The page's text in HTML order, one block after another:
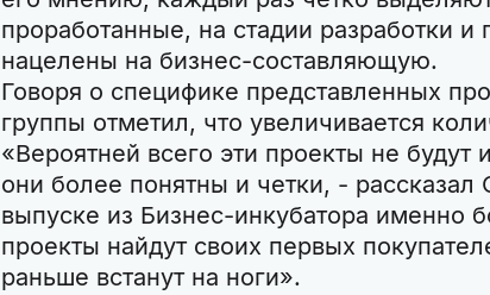
проработанные, на стадии разработки
нацелены на бизнес-составляющую.
Говоря о специфике представленных
группы отметил, что увеличивается
«Вероятней всего эти проекты не будут
они более понятны и четки, - рассказал
выпуске из Бизнес-инкубатора именно
проекты найдут своих первых
раньше встанут на ноги».